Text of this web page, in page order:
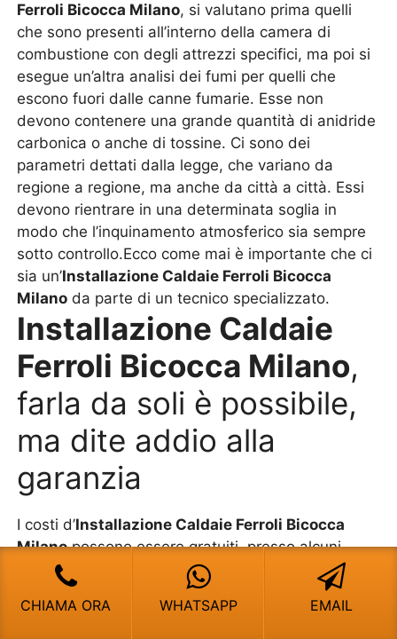
Ferroli Bicocca Milano, si valutano prima quelli
che sono presenti all’interno della camera di
combustione con degli attrezzi specifici, ma poi si
esegue un’altra analisi dei fumi per quelli che
escono fuori dalle canne fumarie. Esse non
devono contenere una grande quantità di anidride
carbonica o anche di tossine. Ci sono dei
parametri dettati dalla legge, che variano da
regione a regione, ma anche da città a città. Essi
devono rientrare in una determinata soglia in
modo che l’inquinamento atmosferico sia sempre
sotto controllo.Ecco come mai è importante che ci
sia un’Installazione Caldaie Ferroli Bicocca
Milano da parte di un tecnico specializzato.
Installazione Caldaie
Ferroli Bicocca Milano,
farla da soli è possibile,
ma dite addio alla
garanzia
I costi d’Installazione Caldaie Ferroli Bicocca
Milanopossono essere gratuiti, presso alcuni
rivenditori o magari con determinate tipologie di
caldaia, ma ci sono anche quelle a pagamento.
Quest’ultime sono usate per quanto riguarda i
CHIAMA ORA WHATSAPP EMAIL